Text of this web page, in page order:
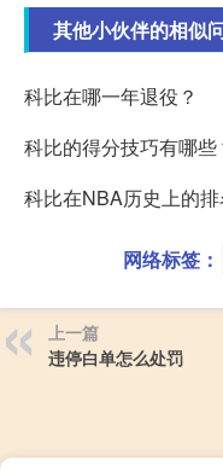
其他小伙伴的相似
科比在哪一年退役？
科比的得分技巧有哪些
科比在NBA历史上的排
网络标签：
上一篇
违停白单怎么处罚